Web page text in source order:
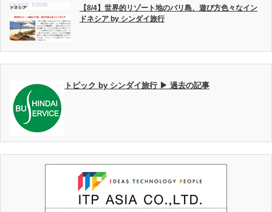
【8/4】世界的リゾート地のバリ島、遊び方色々なイン
ドネシア by シンダイ旅行
トピック by シンダイ旅行 ▶ 過去の記事